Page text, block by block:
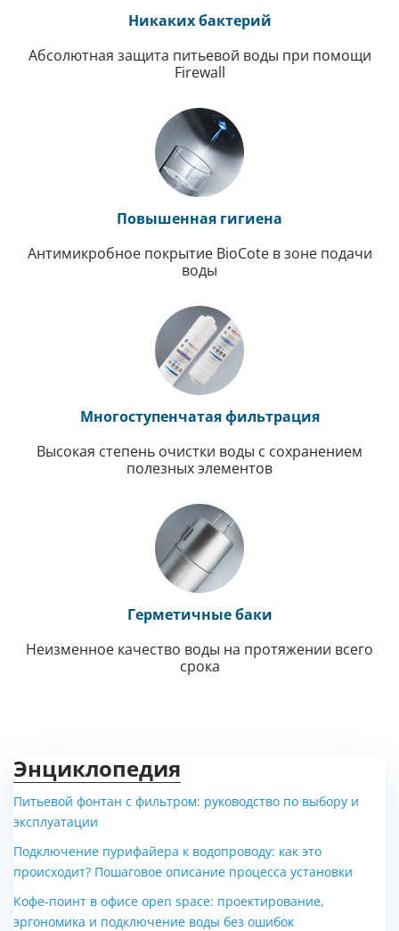
Никаких бактерий
Абсолютная защита питьевой воды при помощи
Firewall
Повышенная гигиена
Антимикробное покрытие BioCote в зоне подачи
воды
Многоступенчатая фильтрация
Высокая степень очистки воды с сохранением
полезных элементов
Герметичные баки
Неизменное качество воды на протяжении всего
срока
Энциклопедия
Питьевой фонтан с фильтром: руководство по выбору и
эксплуатации
Подключение пурифайера к водопроводу: как это
происходит? Пошаговое описание процесса установки
Кофе-поинт в офисе open space: проектирование,
эргономика и подключение воды без ошибок